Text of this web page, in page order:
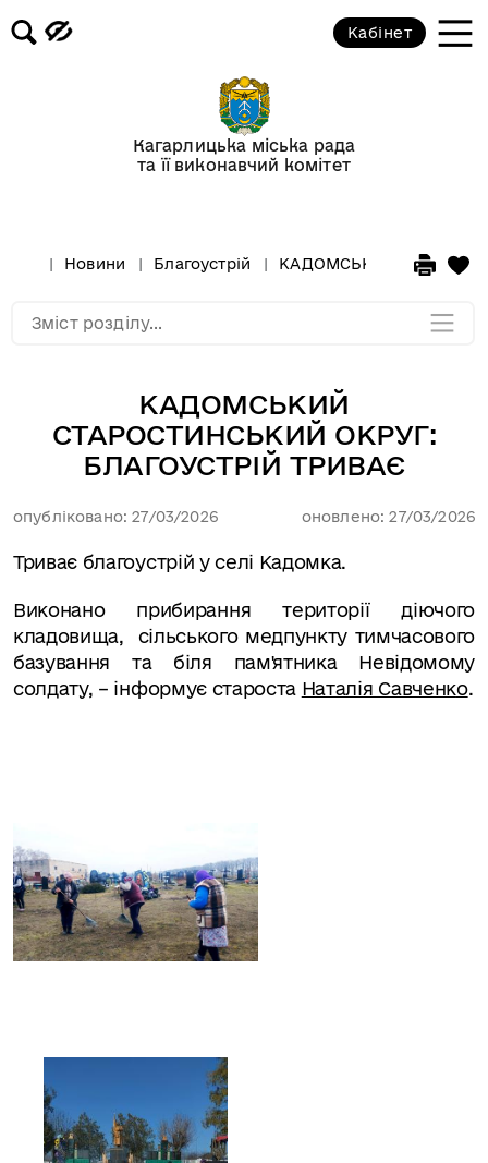
Кагарлицька міська рада
та її виконавчий комітет
Кабінет
Новини Благоустрій КАДОМСЬКИЙ
КАДОМСЬКИЙ
СТАРОСТИНСЬКИЙ ОКРУГ:
БЛАГОУСТРІЙ ТРИВАЄ
опубліковано: 27/03/2026 оновлено: 27/03/2026
Триває благоустрій у селі Кадомка.
Виконано прибирання території діючого
кладовища,
сільського медпункту тимчасового
базування та біля пам'ятника Невідомому
солдату, – інформує староста Наталія Савченко.
Зміст розділу...